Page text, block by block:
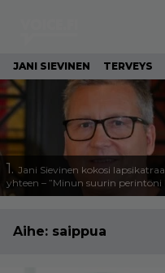
JANI SIEVINEN TERVEYS
1. Jani Sievinen kokosi
yhteen – ”Minun suurin perintöni
Aihe: saippua